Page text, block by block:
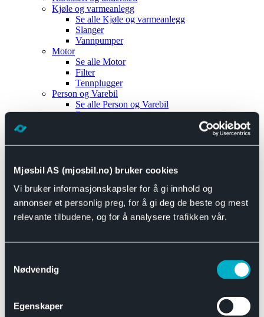
Mjøsbil AS (mjosbil.no) bruker cookies
Vi bruker informasjonskapsler for å gi innhold og
annonser et personlig preg, for å gi deg de beste og mest
relevante tilbudene, og for å analysere trafikken vår.
Nødvendig
Egenskaper
Kjøle og varmeanlegg
Se alle Kjøle og varmeanlegg
Slanger
Vannpumper
Motor
Se alle Motor
Filter
Tennplugger
Person og Varebil
Se alle Person og Varebil
Brems
Motor og drivverk
Se alle Universal
Bremsedeler
Se alle Bremsedeler
Bremsenippler
Drivline og motor
Se alle Drivline og motor
Eksosanlegg